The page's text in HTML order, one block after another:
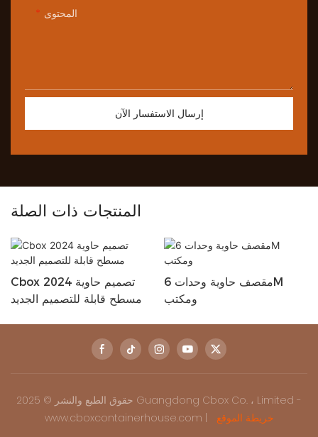
المحتوى
إرسال الاستفسار الآن
المنتجات ذات الصلة
Cbox 2024 تصميم حاوية
مسطح قابلة للتصميم الجديد
مقصف حاوية وحدات 6M
ومكتب
حقوق الطبع والنشر © 2025 Guangdong Cbox Co. ، Limited -
www.cboxcontainerhouse.com |
خريطة الموقع